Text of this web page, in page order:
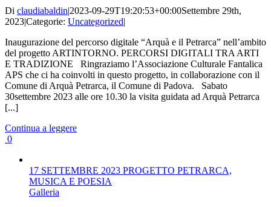
Di claudiabaldin|2023-09-29T19:20:53+00:00Settembre 29th,
2023|Categorie: Uncategorized|
Inaugurazione del percorso digitale “Arquà e il Petrarca” nell’ambito
del progetto ARTINTORNO. PERCORSI DIGITALI TRA ARTI
E TRADIZIONE Ringraziamo l’Associazione Culturale Fantalica
APS che ci ha coinvolti in questo progetto, in collaborazione con il
Comune di Arquà Petrarca, il Comune di Padova. Sabato
30settembre 2023 alle ore 10.30 la visita guidata ad Arquà Petrarca
[...]
Continua a leggere
0
17 SETTEMBRE 2023 PROGETTO PETRARCA,
MUSICA E POESIA
Galleria